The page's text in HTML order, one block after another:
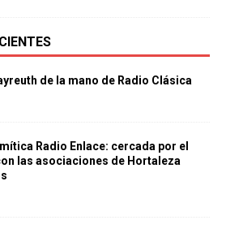
de la mano de Radio Clásica
Radio Enlace: cercada por el
las asociaciones de Hortaleza